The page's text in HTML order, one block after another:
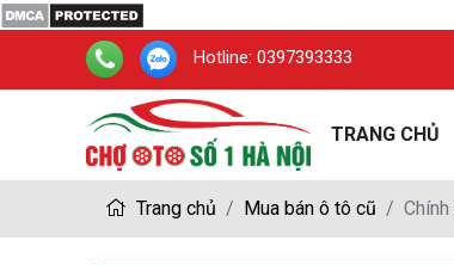
Hotline: 0397393333
TRANG CHỦ
Trang chủ Mua bán ô tô cũ